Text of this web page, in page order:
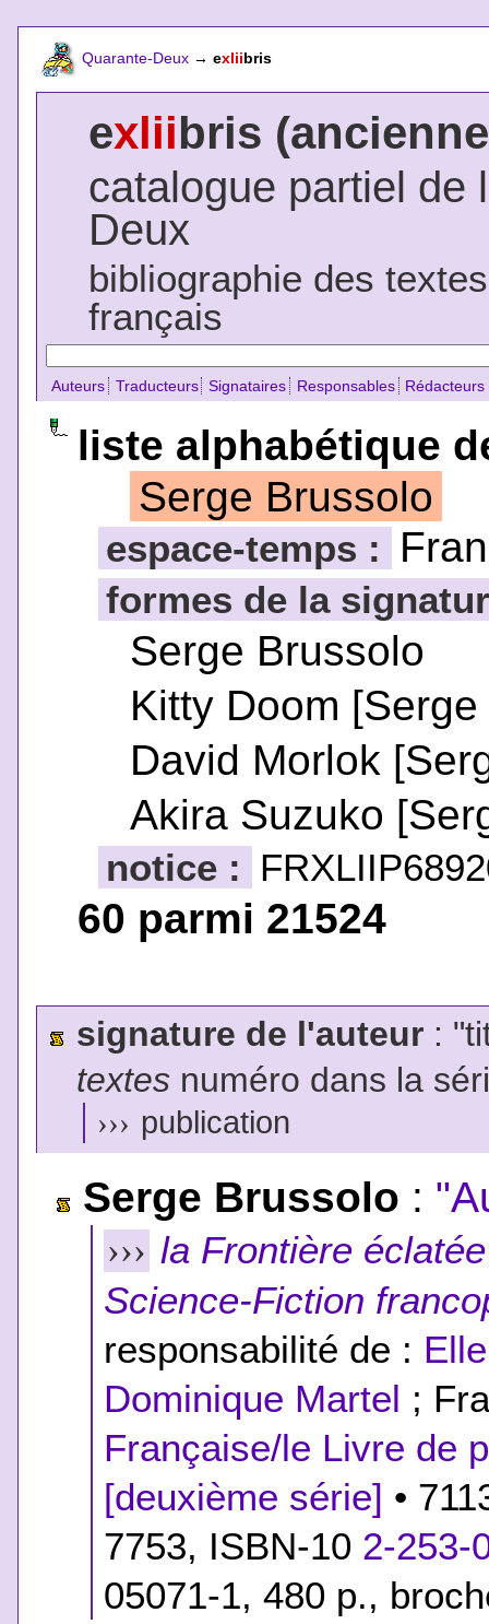
Quarante-Deux → exliibris
exliibris
catalogue partiel de
Deux
bibliographie des
français
Auteurs Traducteurs Signataires Responsables Rédacteurs
liste alphabétique
Serge Brussolo
espace-temps :
formes de la
Serge Brussolo
Kitty Doom
David Morlok
Akira Suzuko
notice :
60 parmi 21524
signature de l'auteur:
textesnuméro dans la
››› publication
Serge Brussolo :
››› la Frontière éclatée
Science-Fiction
responsabilité de :
Dominique Martel ;
Française/le Livre de
[deuxième série] •
7753, ISBN-10 2-253-
05071-1, 480 p.,